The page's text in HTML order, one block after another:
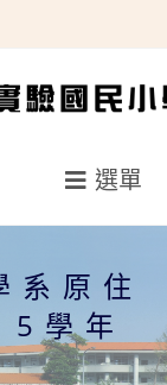
選單
系原住
學年